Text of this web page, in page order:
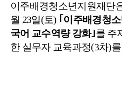
이주배경청소년지원재단
월 23일(토) ｢ 이주배경청
국어 교수역량 강화｣를 주
한 실무자 교육과정(3차)